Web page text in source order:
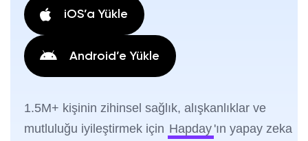
iOS’a Yükle
Android’e Yükle
1.5M+ kişinin zihinsel sağlık, alışkanlıklar ve
mutluluğu iyileştirmek için Hapday 'ın yapay zeka